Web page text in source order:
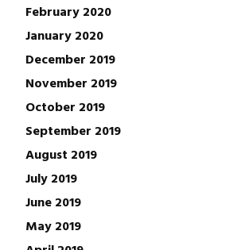
February 2020
January 2020
December 2019
November 2019
October 2019
September 2019
August 2019
July 2019
June 2019
May 2019